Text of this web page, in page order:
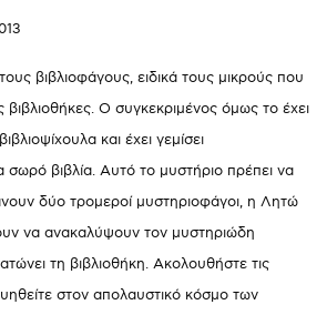
βιβλιοφάγους, ειδικά τους μικρούς που
βιβλιοθήκες. Ο συγκεκριμένος όμως το έχει
και έχει γεμίσει
σωρό βιβλία. Αυτό το μυστήριο πρέπει να
δύο τρομεροί μυστηριοφάγοι, η Λητώ
να ανακαλύψουν τον μυστηριώδη
τη βιβλιοθήκη. Ακολουθήστε τις
στον απολαυστικό κόσμο των